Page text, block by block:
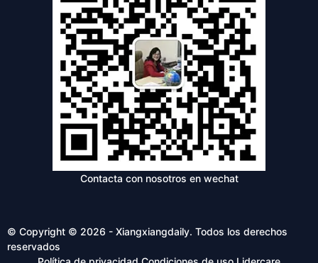
Contacta con nosotros en wechat
© Copyright © 2026 - Xiangxiangdaily. Todos los derechos
reservados